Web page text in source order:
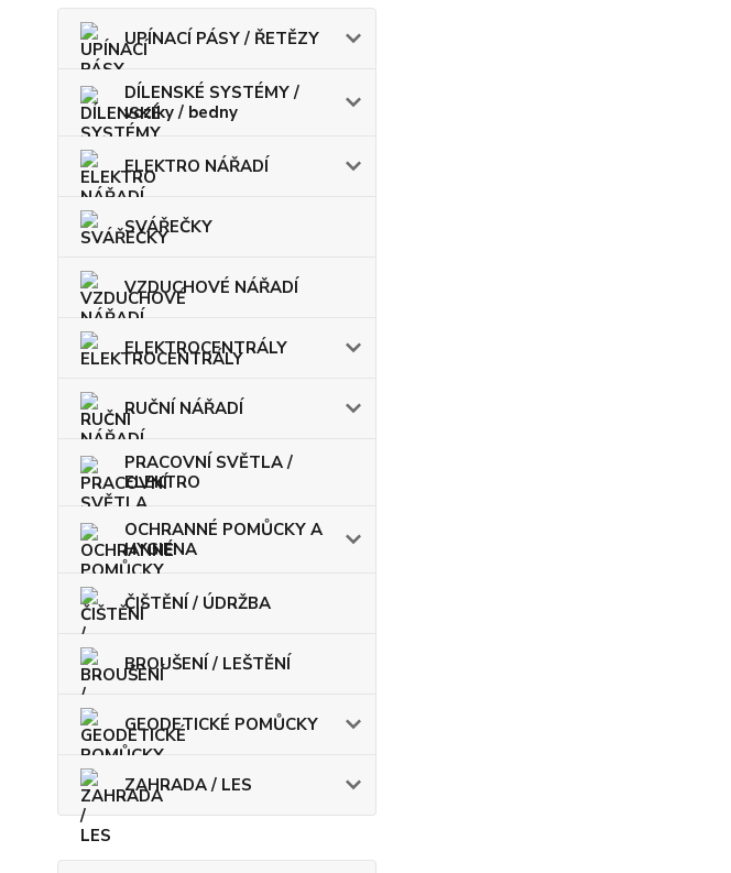
UPÍNACÍ PÁSY / ŘETĚZY
DÍLENSKÉ SYSTÉMY /
vozíky / bedny
ELEKTRO NÁŘADÍ
SVÁŘEČKY
VZDUCHOVÉ NÁŘADÍ
ELEKTROCENTRÁLY
RUČNÍ NÁŘADÍ
PRACOVNÍ SVĚTLA /
ELEKTRO
OCHRANNÉ POMŮCKY A
HYGIENA
ČIŠTĚNÍ / ÚDRŽBA
BROUŠENÍ / LEŠTĚNÍ
GEODETICKÉ POMŮCKY
ZAHRADA / LES